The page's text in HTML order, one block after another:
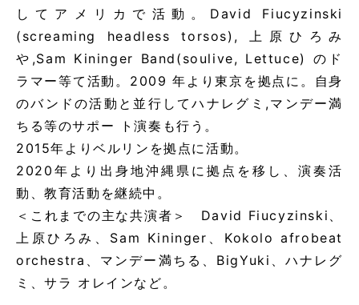
してアメリカで活動。David Fiucyzinski
(screaming headless torsos), 上原ひろみ
や,Sam Kininger Band(soulive, Lettuce) のド
ラマー等て活動。2009 年より東京を拠点に。自身
のバンドの活動と並行してハナレグミ,マンデー満
ちる等のサポー ト演奏も行う。
2015年よりベルリンを拠点に活動。
2020年より出身地沖縄県に拠点を移し、演奏活
動、教育活動を継続中。
＜これまでの主な共演者＞ David Fiucyzinski、
上原ひろみ、Sam Kininger、Kokolo afrobeat
orchestra、マンデー満ちる、BigYuki、ハナレグ
ミ、サラ オレインなど。